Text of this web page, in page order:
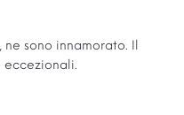
sono innamorato. Il
eccezionali.